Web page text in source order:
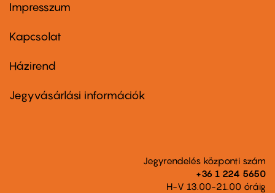
Footer
first
Impresszum
Kapcsolat
Footer
second
Házirend
Jegyvásárlási információk
Jegyrendelés központi szám
+36 1 224 5650
H-V 13.00-21.00 óráig